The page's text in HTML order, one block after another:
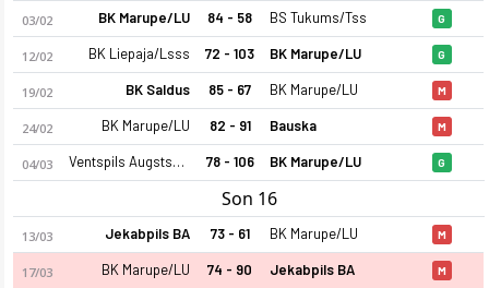
BK Marupe/LU 25-26 sezonu kadrosu, maç fikstürü, puan
03/02 BK Marupe/LU 84 - 58 BS Tukums/Tss G
12/02 BK Liepaja/Lsss 72 - 103 BK Marupe/LU G
19/02 BK Saldus 85 - 67 BK Marupe/LU M
24/02 BK Marupe/LU 82 - 91 Bauska M
04/03 Ventspils Augstskola 78 - 106 BK Marupe/LU G
Son 16
13/03 Jekabpils BA 73 - 61 BK Marupe/LU M
17/03 BK Marupe/LU 74 - 90 Jekabpils BA M